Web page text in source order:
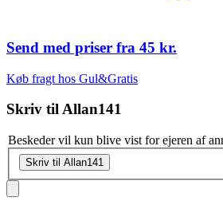
Send med priser fra 45 kr.
Køb fragt hos Gul&Gratis
Skriv tilAllan141
Beskeder vil kun blive vist for ejeren af
Skriv til Allan141